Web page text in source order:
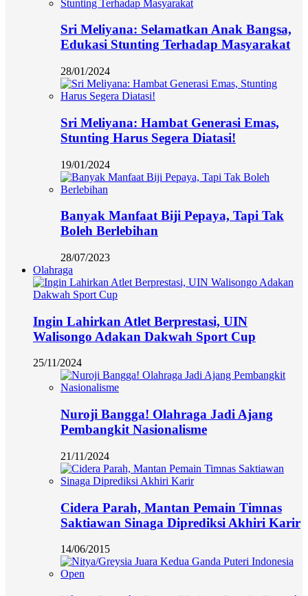
Sri Meliyana: Selamatkan Anak Bangsa,
Edukasi Stunting Terhadap Masyarakat
28/01/2024
Sri Meliyana: Hambat Generasi Emas,
Stunting Harus Segera Diatasi!
19/01/2024
Banyak Manfaat Biji Pepaya, Tapi Tak
Boleh Berlebihan
28/07/2023
Olahraga
Ingin Lahirkan Atlet Berprestasi, UIN
Walisongo Adakan Dakwah Sport Cup
25/11/2024
Nuroji Bangga! Olahraga Jadi Ajang
Pembangkit Nasionalisme
21/11/2024
Cidera Parah, Mantan Pemain Timnas
Saktiawan Sinaga Diprediksi Akhiri Karir
14/06/2015